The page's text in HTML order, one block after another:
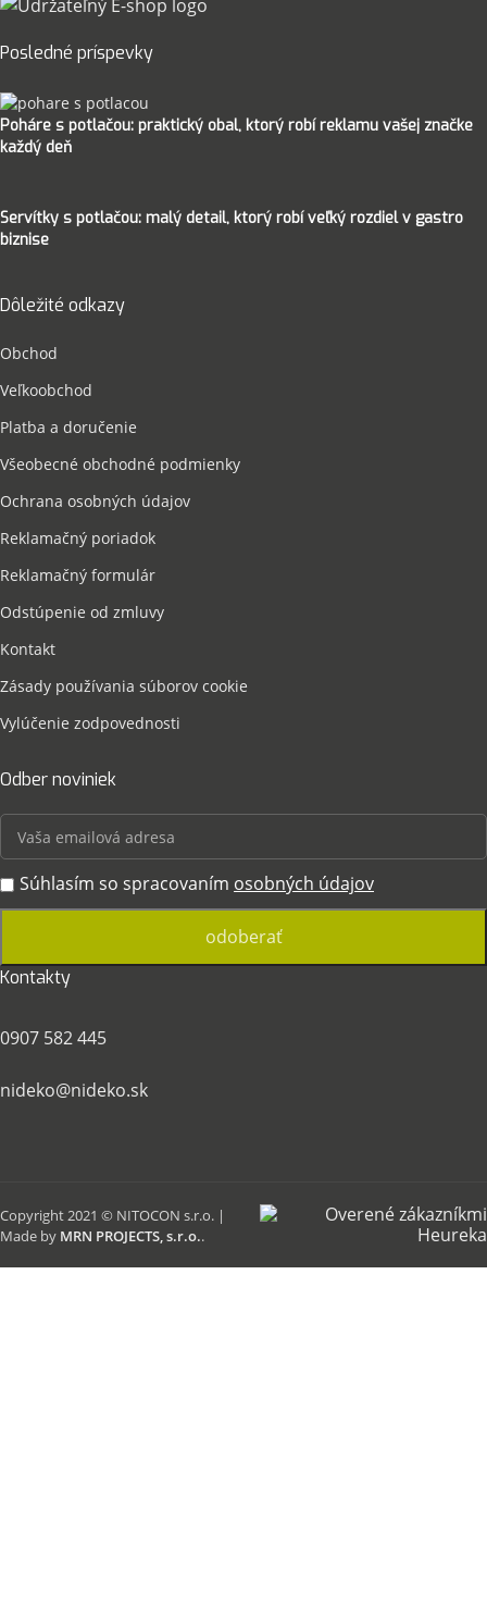
Posledné príspevky
Poháre s potlačou: praktický obal, ktorý robí reklamu vašej značke
každý deň
Servítky s potlačou: malý detail, ktorý robí veľký rozdiel v gastro
biznise
Dôležité odkazy
Obchod
Veľkoobchod
Platba a doručenie
Všeobecné obchodné podmienky
Ochrana osobných údajov
Reklamačný poriadok
Reklamačný formulár
Odstúpenie od zmluvy
Kontakt
Zásady používania súborov cookie
Vylúčenie zodpovednosti
Odber noviniek
Súhlasím so spracovaním osobných údajov
Kontakty
0907 582 445
nideko@nideko.sk
Copyright 2021 © NITOCON s.r.o. |
Made by MRN PROJECTS, s.r.o..